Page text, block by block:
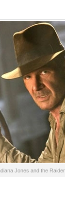
Jones and the